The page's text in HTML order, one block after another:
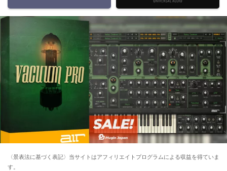
〈景表法に基づく表記〉当サイトはアフィリエイトプログラムによる収益を得ていま
す。